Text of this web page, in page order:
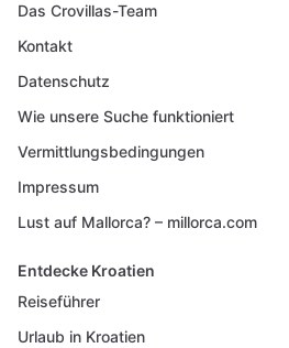
Das Crovillas-Team
Kontakt
Datenschutz
Wie unsere Suche funktioniert
Vermittlungsbedingungen
Impressum
Lust auf Mallorca? – millorca.com
Entdecke Kroatien
Reiseführer
Urlaub in Kroatien